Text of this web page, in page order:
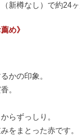
新樽なし）で約24
め》
かの印象。
。
らずっしり。
をまとった赤です。